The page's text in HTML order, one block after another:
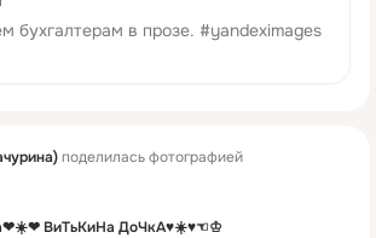
бухгалтерам в прозе. #yandeximages
поделилась фотографией
ВиТьКиНа ДоЧкА♥☀️♥☜♔